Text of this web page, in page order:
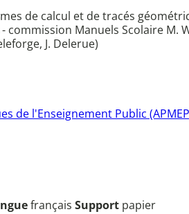
de calcul et de tracés
Manuels Scolaire M.
J. Delerue)
de l'Enseignement Public
français Support papier